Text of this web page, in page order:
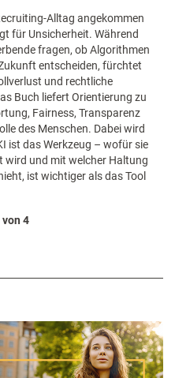
Alltag angekommen
für Unsicherheit. Während
fragen, ob Algorithmen
entscheiden, fürchtet
und rechtliche
Buch liefert Orientierung zu
Fairness, Transparenz
des Menschen. Dabei wird
ist das Werkzeug – wofür sie
wird und mit welcher Haltung
ist wichtiger als das Tool
von 4